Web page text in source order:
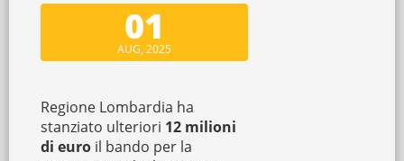
01
AUG, 2025
Regione Lombardia ha
stanziato ulteriori 12 milioni
di euro il bando per la